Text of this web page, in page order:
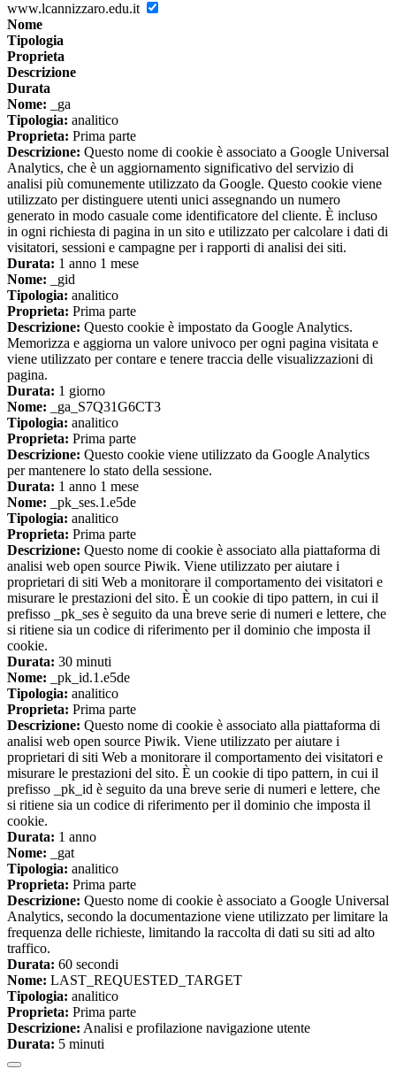
www.lcannizzaro.edu.it
Nome
Tipologia
Proprieta
Descrizione
Durata
Nome: _ga
Tipologia: analitico
Proprieta: Prima parte
Descrizione: Questo nome di cookie è associato a Google Universal
Analytics, che è un aggiornamento significativo del servizio di
analisi più comunemente utilizzato da Google. Questo cookie viene
utilizzato per distinguere utenti unici assegnando un numero
generato in modo casuale come identificatore del cliente. È incluso
in ogni richiesta di pagina in un sito e utilizzato per calcolare i dati di
visitatori, sessioni e campagne per i rapporti di analisi dei siti.
Durata: 1 anno 1 mese
Nome: _gid
Tipologia: analitico
Proprieta: Prima parte
Descrizione: Questo cookie è impostato da Google Analytics.
Memorizza e aggiorna un valore univoco per ogni pagina visitata e
viene utilizzato per contare e tenere traccia delle visualizzazioni di
pagina.
Durata: 1 giorno
Nome: _ga_S7Q31G6CT3
Tipologia: analitico
Proprieta: Prima parte
Descrizione: Questo cookie viene utilizzato da Google Analytics
per mantenere lo stato della sessione.
Durata: 1 anno 1 mese
Nome: _pk_ses.1.e5de
Tipologia: analitico
Proprieta: Prima parte
Descrizione: Questo nome di cookie è associato alla piattaforma di
analisi web open source Piwik. Viene utilizzato per aiutare i
proprietari di siti Web a monitorare il comportamento dei visitatori e
misurare le prestazioni del sito. È un cookie di tipo pattern, in cui il
prefisso _pk_ses è seguito da una breve serie di numeri e lettere, che
si ritiene sia un codice di riferimento per il dominio che imposta il
cookie.
Durata: 30 minuti
Nome: _pk_id.1.e5de
Tipologia: analitico
Proprieta: Prima parte
Descrizione: Questo nome di cookie è associato alla piattaforma di
analisi web open source Piwik. Viene utilizzato per aiutare i
proprietari di siti Web a monitorare il comportamento dei visitatori e
misurare le prestazioni del sito. È un cookie di tipo pattern, in cui il
prefisso _pk_id è seguito da una breve serie di numeri e lettere, che
si ritiene sia un codice di riferimento per il dominio che imposta il
cookie.
Durata: 1 anno
Nome: _gat
Tipologia: analitico
Proprieta: Prima parte
Descrizione: Questo nome di cookie è associato a Google Universal
Analytics, secondo la documentazione viene utilizzato per limitare la
frequenza delle richieste, limitando la raccolta di dati su siti ad alto
traffico.
Durata: 60 secondi
Nome: LAST_REQUESTED_TARGET
Tipologia: analitico
Proprieta: Prima parte
Descrizione: Analisi e profilazione navigazione utente
Durata: 5 minuti